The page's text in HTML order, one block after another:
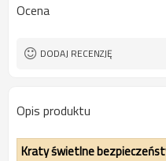
Wtyczka interfejsu:
Orzecznictwo:
Ocena
DODAJ RECENZJĘ
Opis produktu
Kraty świetlne